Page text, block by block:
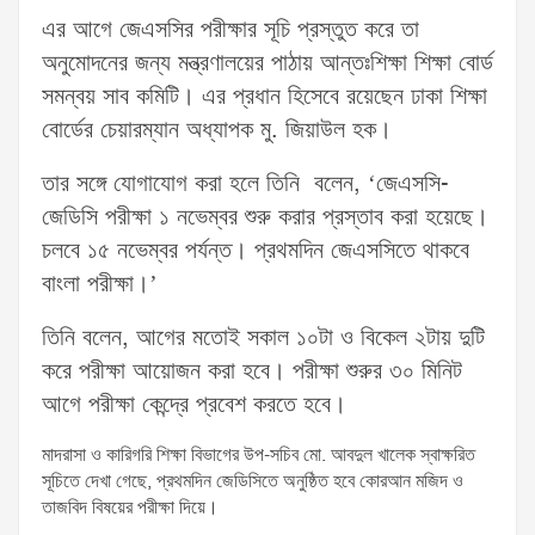
এর আগে জেএসসির পরীক্ষার সূচি প্রস্তুত করে তা
অনুমোদনের জন্য মন্ত্রণালয়ের পাঠায় আন্তঃশিক্ষা শিক্ষা বোর্ড
সমন্বয় সাব কমিটি। এর প্রধান হিসেবে রয়েছেন ঢাকা শিক্ষা
বোর্ডের চেয়ারম্যান অধ্যাপক মু. জিয়াউল হক।
তার সঙ্গে যোগাযোগ করা হলে তিনি বলেন, ‘জেএসসি-
জেডিসি পরীক্ষা ১ নভেম্বর শুরু করার প্রস্তাব করা হয়েছে।
চলবে ১৫ নভেম্বর পর্যন্ত। প্রথমদিন জেএসসিতে থাকবে
বাংলা পরীক্ষা।’
তিনি বলেন, আগের মতোই সকাল ১০টা ও বিকেল ২টায় দুটি
করে পরীক্ষা আয়োজন করা হবে। পরীক্ষা শুরুর ৩০ মিনিট
আগে পরীক্ষা কেন্দ্রে প্রবেশ করতে হবে।
মাদরাসা ও কারিগরি শিক্ষা বিভাগের উপ-সচিব মো. আবদুল খালেক স্বাক্ষরিত
সূচিতে দেখা গেছে, প্রথমদিন জেডিসিতে অনুষ্ঠিত হবে কোরআন মজিদ ও
তাজবিদ বিষয়ের পরীক্ষা দিয়ে।